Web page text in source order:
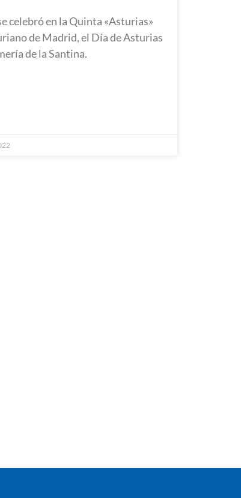
celebró en la Quinta «Asturias»
de Madrid, el Día de Asturias
de la Santina.